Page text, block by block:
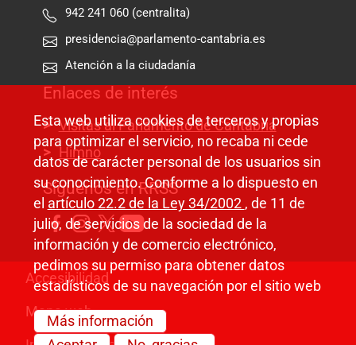
942 241 060 (centralita)
presidencia@parlamento-cantabria.es
Atención a la ciudadanía
Enlaces de interés
Visitas al Parlamento de Cantabria
Himno
Síguenos en RRSS
Pie de página
Accesibilidad
Mapa web
Esta web utiliza cookies de terceros y propias
para optimizar el servicio, no recaba ni cede
datos de carácter personal de los usuarios sin
su conocimiento. Conforme a lo dispuesto en
el artículo 22.2 de la Ley 34/2002 , de 11 de
julio, de servicios de la sociedad de la
información y de comercio electrónico,
pedimos su permiso para obtener datos
estadísticos de su navegación por el sitio web
Más información